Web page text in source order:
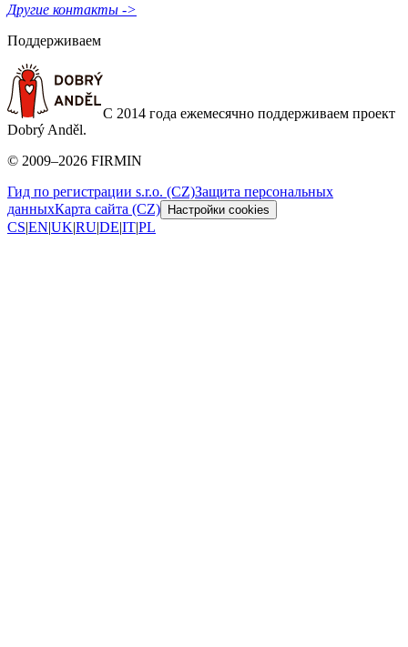
Другие контакты ->
Поддерживаем
С 2014 года ежемесячно поддерживаем проект
Dobrý Anděl.
© 2009–2026 FIRMIN
Гид по регистрации s.r.o. (CZ)Защита персональных
данныхКарта сайта (CZ) Настройки cookies
CS|EN|UK|RU|DE|IT|PL